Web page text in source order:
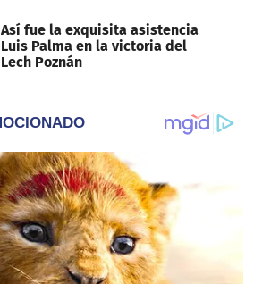
Así fue la exquisita asistencia
Luis Palma en la victoria del
Lech Poznán